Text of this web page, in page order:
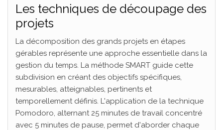
Les techniques de découpage des
projets
La décomposition des grands projets en étapes
gérables représente une approche essentielle dans la
gestion du temps. La méthode SMART guide cette
subdivision en créant des objectifs spécifiques,
mesurables, atteignables, pertinents et
temporellement définis. L'application de la technique
Pomodoro, alternant 25 minutes de travail concentré
avec 5 minutes de pause, permet d'aborder chaque